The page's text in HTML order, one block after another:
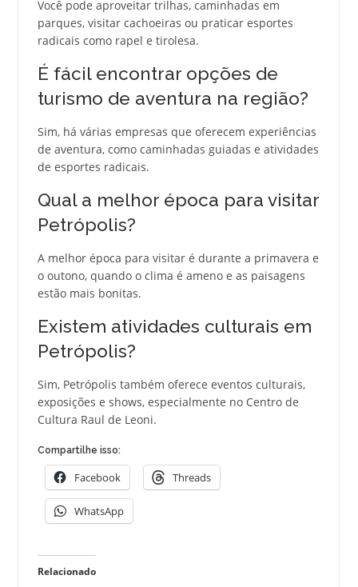
Você pode aproveitar trilhas, caminhadas em
parques, visitar cachoeiras ou praticar esportes
radicais como rapel e tirolesa.
É fácil encontrar opções de
turismo de aventura na região?
Sim, há várias empresas que oferecem experiências
de aventura, como caminhadas guiadas e atividades
de esportes radicais.
Qual a melhor época para visitar
Petrópolis?
A melhor época para visitar é durante a primavera e
o outono, quando o clima é ameno e as paisagens
estão mais bonitas.
Existem atividades culturais em
Petrópolis?
Sim, Petrópolis também oferece eventos culturais,
exposições e shows, especialmente no Centro de
Cultura Raul de Leoni.
Compartilhe isso:
Facebook Threads
WhatsApp
Relacionado